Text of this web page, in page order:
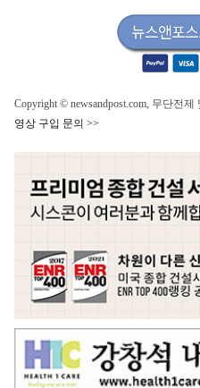
Copyright © newsandpost.com, 무단전
영상 구입 문의 >>